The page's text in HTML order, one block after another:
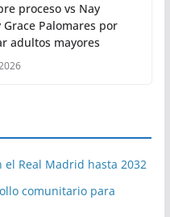
proceso vs Nay
Grace Palomares por
adultos mayores
Real Madrid hasta 2032
comunitario para